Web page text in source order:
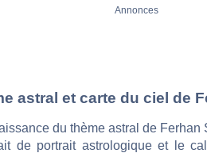
Annonces
astral et carte du ciel de
du thème astral de Ferhan
de portrait astrologique et le